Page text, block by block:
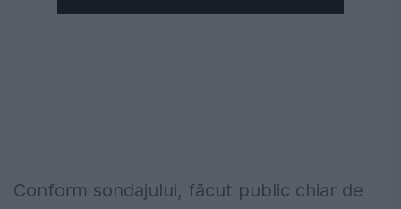
Conform sondajului, făcut public chiar de